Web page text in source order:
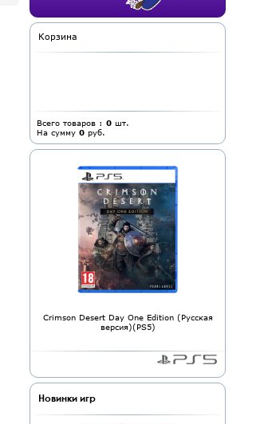
Корзина
Всего товаров : 0 шт.
На сумму 0 руб.
Crimson Desert Day One Edition (Русская
версия)(PS5)
Новинки игр